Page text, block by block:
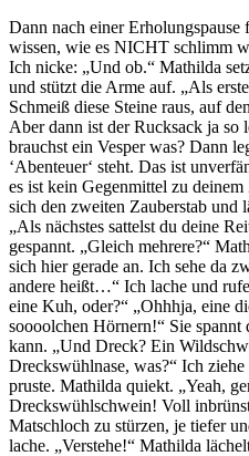
Dann nach einer
wissen, wie es NICHT schlimm
Ich nicke: „Und ob.“ Mathilda
und stützt die Arme auf. „Als
Schmeiß diese Steine raus, auf
Aber dann ist der Rucksack ja
brauchst ein Vesper was? Dann
‘Abenteuer‘ steht. Das ist
es ist kein Gegenmittel zu
sich den zweiten Zauberstab und
„Als nächstes sattelst du deine
gespannt. „Gleich mehrere?“
sich hier gerade an. Ich sehe da
andere heißt…“ Ich lache und
eine Kuh, oder?“ „Ohhhja, eine
soooolchen Hörnern!“ Sie spannt
kann. „Und Dreck? Ein
Dreckswühlnase, was?“ Ich
pruste. Mathilda quiekt. „Yeah,
Dreckswühlschwein! Voll
Matschloch zu stürzen, je tiefer
lache. „Verstehe!“ Mathilda